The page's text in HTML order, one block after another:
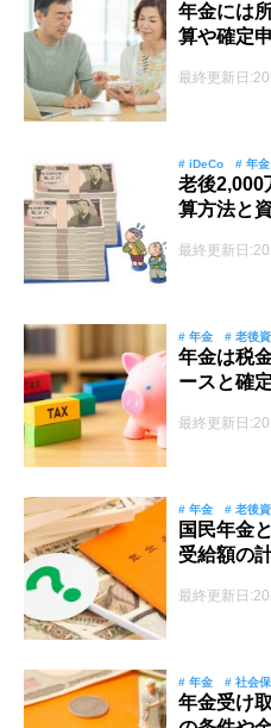
年金には
算や確定
最終更新日
# iDeCo # 年金
老後2,000
算方法と
最終更新日
# 年金 # 老後
年金は税
ースと確
最終更新日
# 年金 # 老後
国民年金
受給額の
最終更新日
# 年金 # 社会
年金受け